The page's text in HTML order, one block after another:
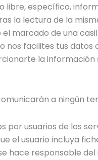
libre, específico,
la lectura de la
marcado de una
nos facilites tus
la información
a ningún
por usuarios de los
el usuario incluya
se hace responsable